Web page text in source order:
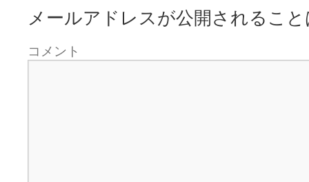
メールアドレスが公開されるこ
コメント